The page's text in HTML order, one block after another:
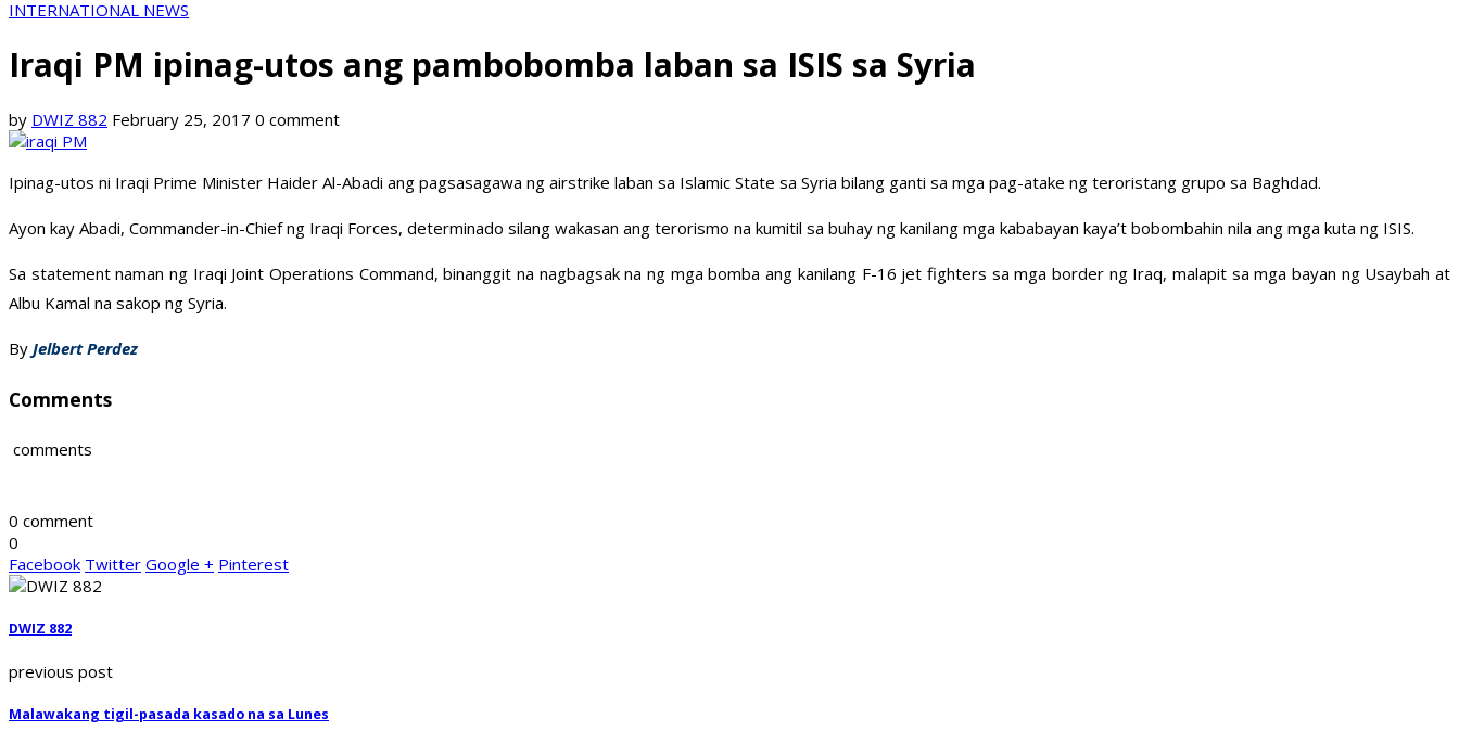
INTERNATIONAL NEWS
Iraqi PM ipinag-utos ang pambobomba laban sa ISIS sa Syria
by DWIZ 882 February 25, 2017 0 comment
Ipinag-utos ni Iraqi Prime Minister Haider Al-Abadi ang pagsasagawa ng airstrike laban sa Islamic State sa Syria bilang ganti sa mga pag-atake ng teroristang grupo sa Baghdad.
Ayon kay Abadi, Commander-in-Chief ng Iraqi Forces, determinado silang wakasan ang terorismo na kumitil sa buhay ng kanilang mga kababayan kaya’t bobombahin nila ang mga kuta ng ISIS.
Sa statement naman ng Iraqi Joint Operations Command, binanggit na nagbagsak na ng mga bomba ang kanilang F-16 jet fighters sa mga border ng Iraq, malapit sa mga bayan ng Usaybah at
Albu Kamal na sakop ng Syria.
By Jelbert Perdez
Comments
comments
0 comment
0
Facebook Twitter Google + Pinterest
DWIZ 882
previous post
Malawakang tigil-pasada kasado na sa Lunes